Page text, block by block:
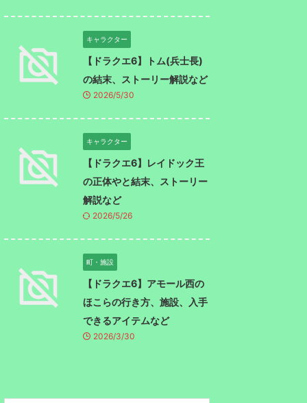
キャラクター
【ドラクエ6】トム(兵士長)
の結末、ストーリー解説など
2026/5/30
キャラクター
【ドラクエ6】レイドック王
の正体やと結末、ストーリー
解説など
2026/5/26
町・施設
【ドラクエ6】アモール西の
ほこらの行き方、施設、入手
できるアイテムなど
2026/3/30